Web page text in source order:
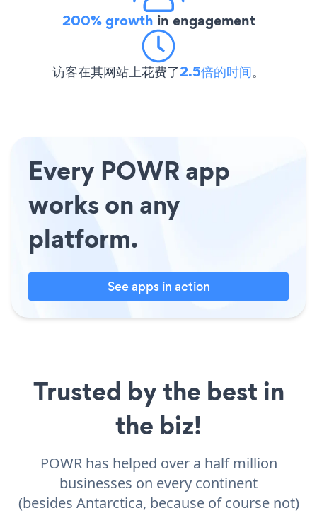
200% growth in engagement
访客在其网站上花费了2.5倍的时间。
Every POWR app
works on any
platform.
See apps in action
Trusted by the best in
the biz!
POWR has helped over a half million
businesses on every continent
(besides Antarctica, because of course not)